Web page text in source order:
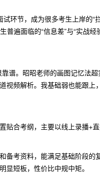
环节，成为很多考生上岸的“
遍面临的“信息差”与“实战
谱。昭昭老师的画图记忆法
频解析。我基础弱也能跟上
合考纲，主要以线上录播+
考资料，能满足基础阶段的
短板，性价比中规中矩。